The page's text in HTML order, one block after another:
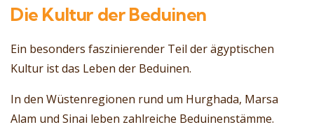
Die Kultur der Beduinen
Ein besonders faszinierender Teil der ägyptischen
Kultur ist das Leben der Beduinen.
In den Wüstenregionen rund um Hurghada, Marsa
Alam und Sinai leben zahlreiche Beduinenstämme.